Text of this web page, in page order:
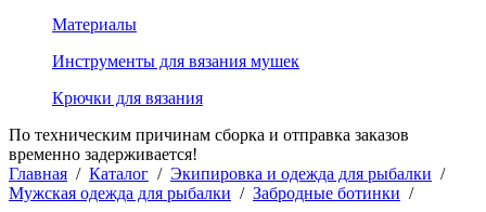
Материалы
Инструменты для вязания мушек
Крючки для вязания
По техническим причинам сборка и отправка заказов
временно задерживается!
Главная / Каталог / Экипировка и одежда для рыбалки /
Мужская одежда для рыбалки / Забродные ботинки /